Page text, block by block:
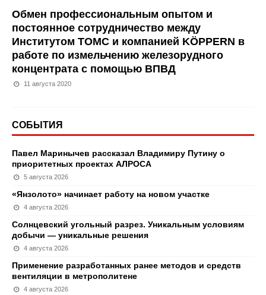
Обмен профессиональным опытом и
постоянное сотрудничество между
Институтом ТОМС и компанией KÖPPERN в
работе по измельчению железорудного
концентрата с помощью ВПВД
11 августа 2020
СОБЫТИЯ
Павел Маринычев рассказал Владимиру Путину о
приоритетных проектах АЛРОСА
5 августа 2026
«Янзолото» начинает работу на новом участке
4 августа 2026
Солнцевский угольный разрез. Уникальным условиям
добычи — уникальные решения
4 августа 2026
Применение разработанных ранее методов и средств
вентиляции в метрополитене
4 августа 2026